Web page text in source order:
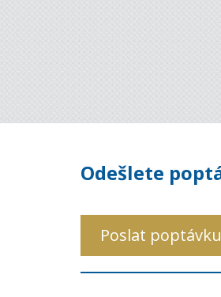
Odešlete
Poslat poptávku